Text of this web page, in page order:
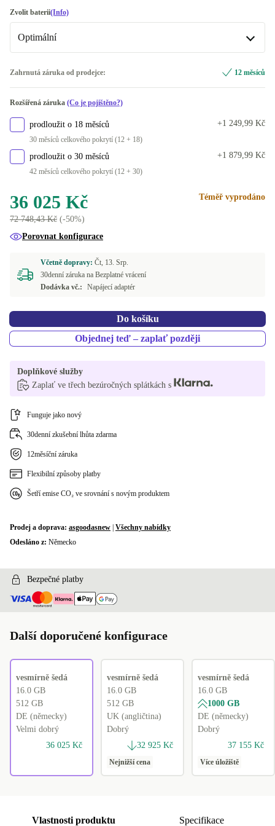
FR (francouzština)
DE (německy)
SE (švédština)
BE (belgický)
PT (portugalština) +10 044 Kč
FI (finština)
IT (italština)
AR (arabsky) +10 044 Kč
CZ (česky)
CH (Švýcarsko)
UK (angličtina)
Zvolit baterii(Info)
Optimální
K dispozici v jiné konfiguraci
Zahrnutá záruka od prodejce: 12 měsíců
Rozšířená záruka (Co je pojištěno?)
prodloužit o 18 měsíců
30 měsíců celkového pokrytí (12 + 18)
+1 249,99 Kč
prodloužit o 30 měsíců
42 měsíců celkového pokrytí (12 + 30)
+1 879,99 Kč
36 025 Kč
72 748,43 Kč (-50%)
Téměř vyprodáno
Porovnat konfigurace
Včetně dopravy: Čt, 13. Srp.
30denní záruka na Bezplatné vrácení
Dodávka vč.:
Napájecí adaptér
Do košíku
Objednej teď – zaplať později
Doplňkové služby
Zaplať ve třech bezúročných splátkách s
Funguje jako nový
30denní zkušební lhůta zdarma
12měsíční záruka
Flexibilní způsoby platby
Šetří emise CO₂ ve srovnání s novým produktem
Prodej a doprava: asgoodasnew Všechny nabídky
Odesláno z: Německo
Bezpečné platby
Další doporučené konfigurace
vesmírně šedá
16.0 GB
512 GB
DE (německy)
Velmi dobrý
36 025 Kč
vesmírně šedá
16.0 GB
512 GB
UK (angličtina)
Dobrý
32 925 Kč
Nejnižší cena
vesmírně šedá
16.0 GB
1000 GB
DE (německy)
Dobrý
37 155 Kč
Více úložiště
Vlastnosti produktu Specifikace